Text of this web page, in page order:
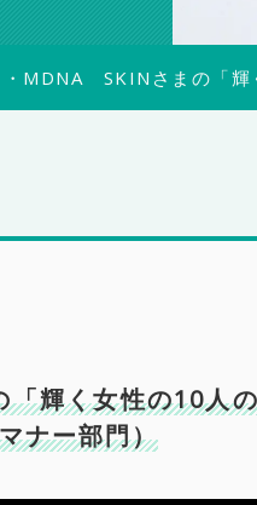
・MDNA SKINさまの「輝
輝く女性の10人
ナー部門）